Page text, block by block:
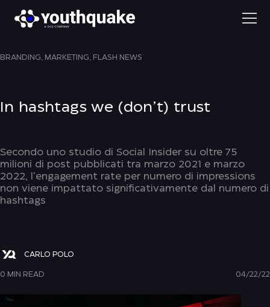
BRANDING, MARKETING, FLASH NEWS
In hashtags we (don’t) trust
CARLO POLO
Secondo uno studio di Social Insider su oltre 75
milioni di post pubblicati tra marzo 2021 e marzo
2022, l'engagement rate per numero di impressions
non viene impattato significativamente dal numero di
hashtags
0 MIN READ 04/22/22